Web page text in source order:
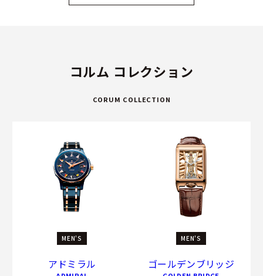
コルム コレクション
CORUM COLLECTION
MEN'S
アドミラル
MEN'S
ゴールデンブリッジ